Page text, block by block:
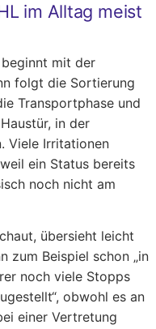
im Alltag meist
beginnt mit der
folgt die Sortierung
Transportphase und
in der
Viele Irritationen
ein Status bereits
noch nicht am
übersieht leicht
zum Beispiel schon „in
noch viele Stopps
obwohl es an
einer Vertretung